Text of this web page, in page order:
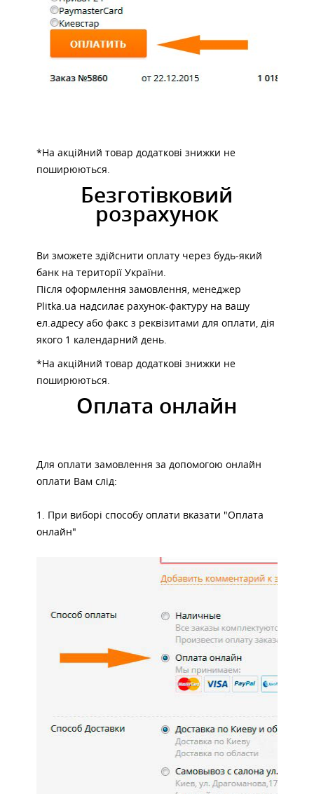
*На акційний товар додаткові знижки не
поширюються.
Безготівковий
розрахунок
Ви зможете здійснити оплату через будь-який
банк на території України.
Після оформлення замовлення, менеджер
Plitka.ua надсилає рахунок-фактуру на вашу
ел.адресу або факс з реквізитами для оплати, дія
якого 1 календарний день.
*На акційний товар додаткові знижки не
поширюються.
Оплата онлайн
Дляоплати замовлення за допомогою онлайн
оплати Вам слід:
1. При виборі способу оплати вказати "Оплата
онлайн"